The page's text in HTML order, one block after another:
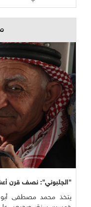
"الجلبوني": نصف قرن
يتخذ محمد مصطفى أبو